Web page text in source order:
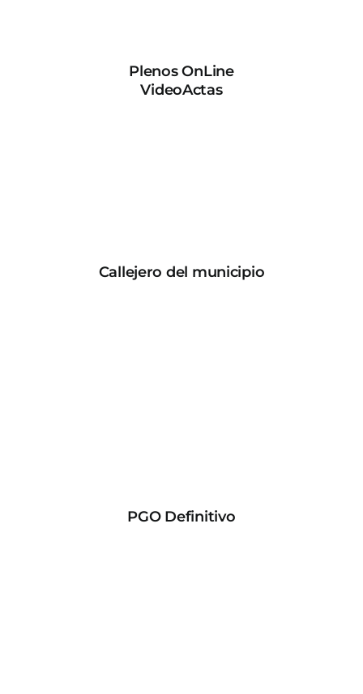
Plenos OnLine
VideoActas
Callejero del municipio
PGO Definitivo